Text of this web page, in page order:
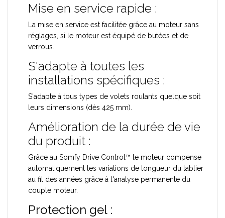
Mise en service rapide :
La mise en service est facilitée grâce au moteur sans
réglages, si le moteur est équipé de butées et de
verrous.
S'adapte à toutes les
installations spécifiques :
S'adapte à tous types de volets roulants quelque soit
leurs dimensions (dès 425 mm).
Amélioration de la durée de vie
du produit :
Grâce au Somfy Drive Control™ le moteur compense
automatiquement les variations de longueur du tablier
au fil des années grâce à l'analyse permanente du
couple moteur.
Protection gel :